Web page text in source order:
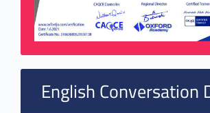
English Conversation